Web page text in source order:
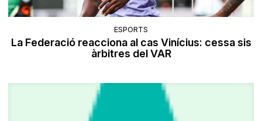
ESPORTS
La Federació reacciona al cas Vinícius: cessa sis
àrbitres del VAR